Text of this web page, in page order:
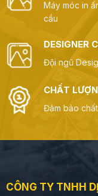
Máy móc in
cầu
DESIGNER
Đội ngũ
CHẤT
Đảm bảo
CÔNG TY TNHH